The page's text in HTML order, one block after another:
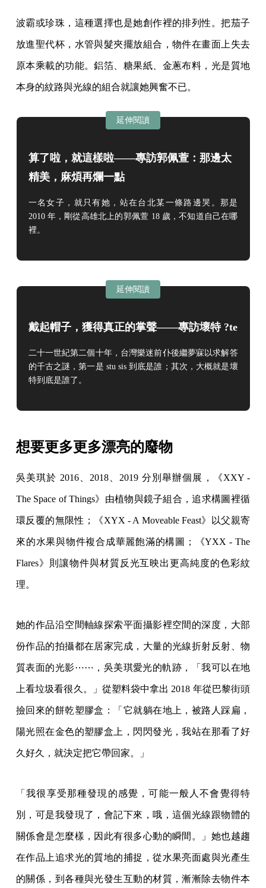
波霸或珍珠，這種選擇也是她創作裡的排列性。把茄子
放進聖代杯，水管與髮夾擺放組合，物件在畫面上失去
原本乘載的功能。鋁箔、糖果紙、金蔥布料，光是質地
本身的紋路與光線的組合就讓她興奮不已。
延伸閱讀
算了啦，就這樣啦——專訪郭佩萱：那邊太
精美，麻煩再爛一點
一名女子，就只有她，站在台北某一條路邊哭。那是
2010 年，剛從高雄北上的郭佩萱 18 歲，不知道自己在哪
裡。
延伸閱讀
戴起帽子，獲得真正的掌聲——專訪壞特 ?te
二十一世紀第二個十年，台灣樂迷前仆後繼夢寐以求解答
的千古之謎，第一是 stu sis 到底是誰；其次，大概就是壞
特到底是誰了。
想要更多更多漂亮的廢物
吳美琪於 2016、2018、2019 分別舉辦個展，《XXY -
The Space of Things》由植物與鏡子組合，追求構圖裡循
環反覆的無限性；《XYX - A Moveable Feast》以父親寄
來的水果與物件複合成華麗飽滿的構圖；《YXX - The
Flares》則讓物件與材質反光互映出更高純度的色彩紋
理。
她的作品沿空間軸線探索平面攝影裡空間的深度，大部
份作品的拍攝都在居家完成，大量的光線折射反射、物
質表面的光影⋯⋯，吳美琪愛光的軌跡，「我可以在地
上看垃圾看很久。」從塑料袋中拿出 2018 年從巴黎街頭
撿回來的餅乾塑膠盒：「它就躺在地上，被路人踩扁，
陽光照在金色的塑膠盒上，閃閃發光，我站在那看了好
久好久，就決定把它帶回家。」
「我很享受那種發現的感覺，可能一般人不會覺得特
別，可是我發現了，會記下來，哦，這個光線跟物體的
關係會是怎麼樣，因此有很多心動的瞬間。」她也越趨
在作品上追求光的質地的捕捉，從水果亮面處與光產生
的關係，到各種與光發生互動的材質，漸漸除去物件本